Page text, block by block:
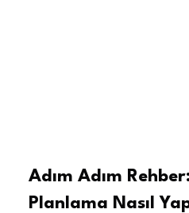
Adım Adım
Planlama Nasıl